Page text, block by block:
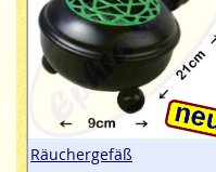
Räuchergefäß